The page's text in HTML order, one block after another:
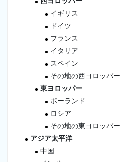
イギリス
ドイツ
フランス
イタリア
スペイン
その地の西ヨロッパー
東ヨロッパー
ポーランド
ロシア
その地の東ヨロッパー
アジア太平洋
中国